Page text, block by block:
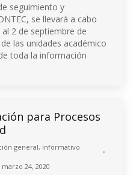
seguimiento y
se llevará a cabo
2 de septiembre de
las unidades académico
toda la información
para Procesos
general, Informativo
marzo 24, 2020